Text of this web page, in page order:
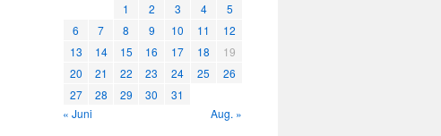
1 2 3 4
5
6
7 8 9 10 11
12
13
14 15 16 17 18
19
20
21 22 23 24 25
26
27
28 29 30
31
« Juni
Aug. »